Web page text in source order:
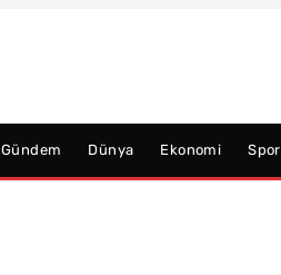
Gündem Dünya Ekonomi Spor